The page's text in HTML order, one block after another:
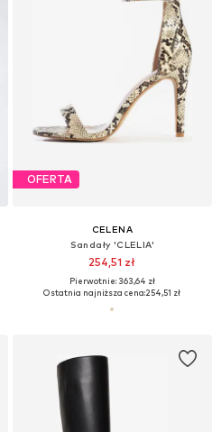
OFERTA
CELENA
Sandały 'CLELIA'
254,51 zł
Pierwotnie: 363,64 zł
Ostatnia najniższa cena:254,51 zł